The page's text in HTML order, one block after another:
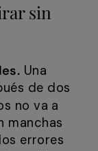
sin
Una
de dos
no va a
manchas
errores